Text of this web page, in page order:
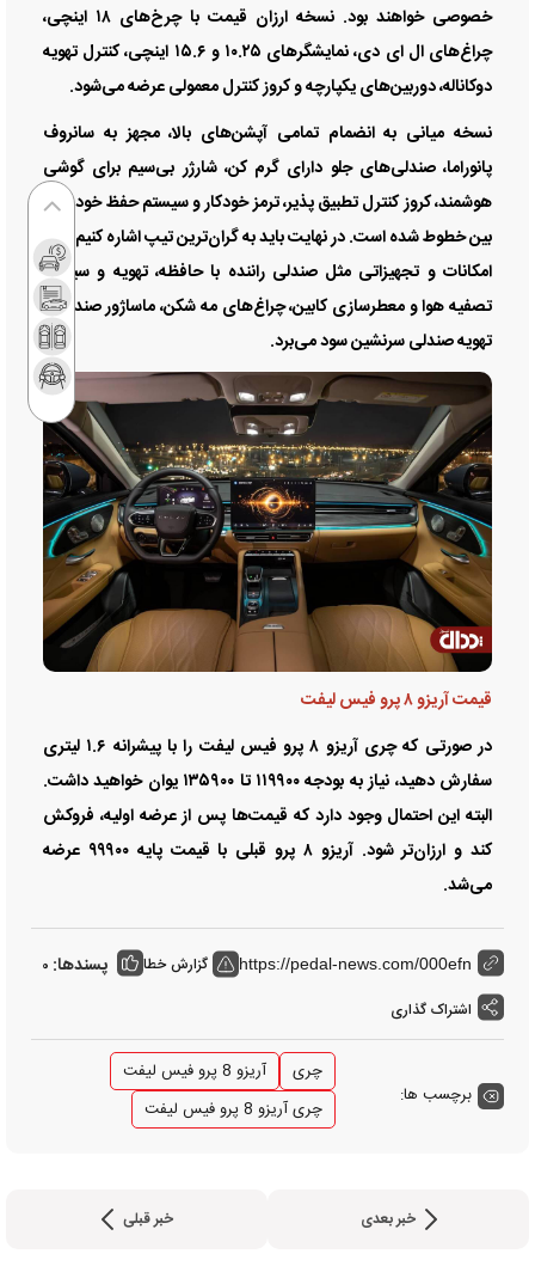
خصوصی خواهند بود. نسخه ارزان قیمت با چرخ‌های ۱۸ اینچی،
چراغ‌های ال ای دی، نمایشگرهای ۱۰.۲۵ و ۱۵.۶ اینچی، کنترل تهویه
دوکاناله، دوربین‌های یکپارچه و کروز کنترل معمولی عرضه می‌شود.
نسخه میانی به انضمام تمامی آپشن‌های بالا، مجهز به سانروف
پانوراما، صندلی‌های جلو دارای گرم کن، شارژر بی‌سیم برای گوشی
هوشمند، کروز کنترل تطبیق پذیر، ترمز خودکار و سیستم حفظ خودرو در
بین خطوط شده است. در نهایت باید به گران‌ترین تیپ اشاره کنیم که از
امکانات و تجهیزاتی مثل صندلی راننده با حافظه، تهویه و سیستم
تصفیه هوا و معطرسازی کابین، چراغ‌های مه شکن، ماساژور صندلی و
تهویه صندلی سرنشین سود می‌برد.
قیمت آریزو ۸ پرو فیس لیفت
در صورتی که چری آریزو ۸ پرو فیس لیفت را با پیشرانه ۱.۶ لیتری
سفارش دهید، نیاز به بودجه ۱۱۹۹۰۰ تا ۱۳۵۹۰۰ یوان خواهید داشت.
البته این احتمال وجود دارد که قیمت‌ها پس از عرضه اولیه، فروکش
کند و ارزان‌تر شود. آریزو ۸ پرو قبلی با قیمت پایه ۹۹۹۰۰ عرضه
می‌شد.
https://pedal-news.com/000efn گزارش خطا پسندها: 0
اشتراک گذاری
برچسب ها:
چری
آریزو 8 پرو فیس لیفت
چری آریزو 8 پرو فیس لیفت
خبر بعدی خبر قبلی